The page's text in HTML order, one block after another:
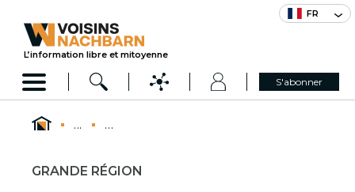
FR
L’information libre et mitoyenne
S'abonner
... ...
GRANDE RÉGION